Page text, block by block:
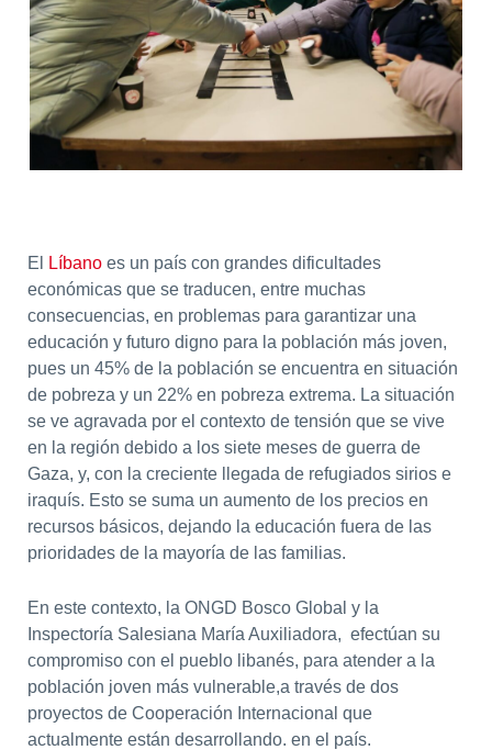
El Líbanoes un país con grandes dificultades
económicas que se traducen, entre muchas
consecuencias, en problemas para garantizar una
educación y futuro digno para la población más joven,
pues un 45% de la población se encuentra en situación
de pobreza y un 22% en pobreza extrema. La situación
se ve agravada por el contexto de tensión que se vive
en la región debido a los siete meses de guerra de
Gaza, y, con la creciente llegada de refugiados sirios e
iraquís. Esto se suma un aumento de los precios en
recursos básicos, dejando la educación fuera de las
prioridades de la mayoría de las familias.
En este contexto, la ONGD Bosco Global y la
Inspectoría Salesiana María Auxiliadora, efectúan su
compromiso con el pueblo libanés, para atender a la
población joven más vulnerable,a través de dos
proyectos de Cooperación Internacional que
actualmente están desarrollando. en el país.